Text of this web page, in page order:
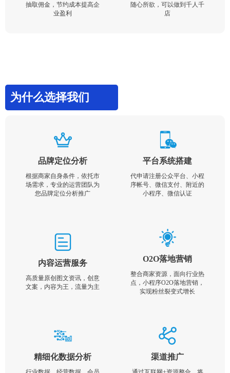
抽取佣金，节约成本提高企
业盈利
随心所欲，可以做到千人千
店
为什么选择我们
品牌定位分析
根据商家自身条件，依托市
场需求，专业的运营团队为
您品牌定位分析推广
平台系统搭建
代申请注册公众平台、小程
序帐号、微信支付、附近的
小程序、微信认证
内容运营服务
高质量原创图文资讯，创意
文案，内容为王，流量为主
O2O落地营销
整合商家资源，面向行业热
点，小程序O2O落地营销，
实现粉丝裂变式增长
精细化数据分析 渠道推广